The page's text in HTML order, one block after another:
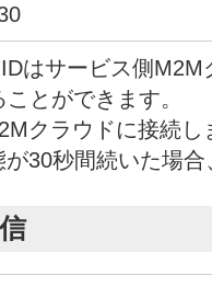
はサービス側
とができます。
クラウドに接続し
30秒間続いた場